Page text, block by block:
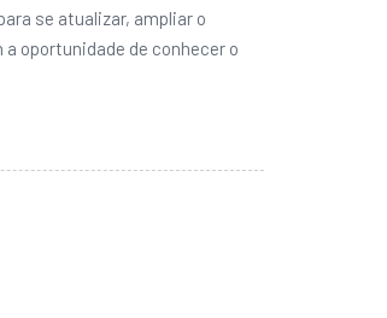
se atualizar, ampliar o
oportunidade de conhecer o